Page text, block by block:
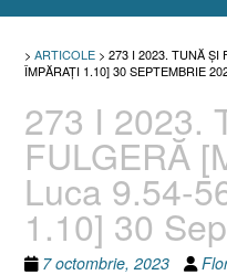
> ARTICOLE > 273 I 2023. TUNĂ ȘI
ÎMPĂRAŢI 1.10] 30 SEPTEMBRIE
273 I 2023.
FULGERĂ
Luca 9.54-
1.10] 30
7 octombrie, 2023